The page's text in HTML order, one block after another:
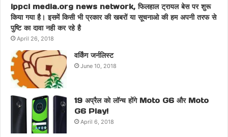
ippci media.org news network, फिलहाल ट्रायल बेस पर शुरू
किया गया है। इसमें किसी भी प्रकार की खबरों या सूचनाओ की हम अपनी तरफ से
पुष्टि का दावा नही कर रहे है
April 26, 2018
वर्किंग जर्नलिस्ट
June 10, 2018
19 अप्रैल को लॉन्च होंगे Moto G6 और Moto
G6 Play!
April 6, 2018